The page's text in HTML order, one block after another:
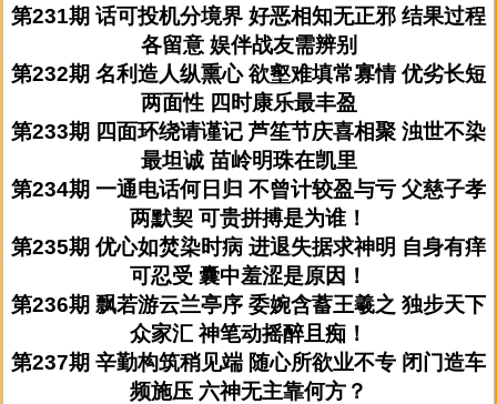
第231期 话可投机分境界 好恶相知无正邪 结果过程
各留意 娱伴战友需辨别
第232期 名利造人纵熏心 欲壑难填常寡情 优劣长短
两面性 四时康乐最丰盈
第233期 四面环绕请谨记 芦笙节庆喜相聚 浊世不染
最坦诚 苗岭明珠在凯里
第234期 一通电话何日归 不曾计较盈与亏 父慈子孝
两默契 可贵拼搏是为谁！
第235期 优心如焚染时病 进退失据求神明 自身有痒
可忍受 囊中羞涩是原因！
第236期 飘若游云兰亭序 委婉含蓄王羲之 独步天下
众家汇 神笔动摇醉且痴！
第237期 辛勤构筑稍见端 随心所欲业不专 闭门造车
频施压 六神无主靠何方？